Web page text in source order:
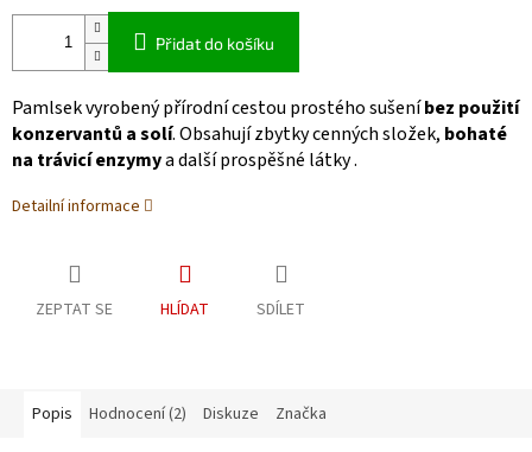
Přidat do košíku
Pamlsek vyrobený přírodní cestou prostého sušeníbez použití
konzervantů a solí. Obsahují zbytky cenných složek, bohaté
na trávicí enzymya další prospěšné látky .
Detailní informace
ZEPTAT SE HLÍDAT SDÍLET
Popis Hodnocení (2) Diskuze Značka